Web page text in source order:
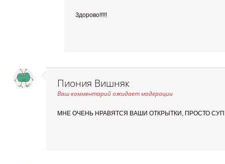
Здорово!!!!!
Пиония Вишняк
Ваш комментарий ожидает модерации
МНЕ ОЧЕНЬ НРАВЯТСЯ ВАШИ ОТКРЫТКИ, ПРОСТО